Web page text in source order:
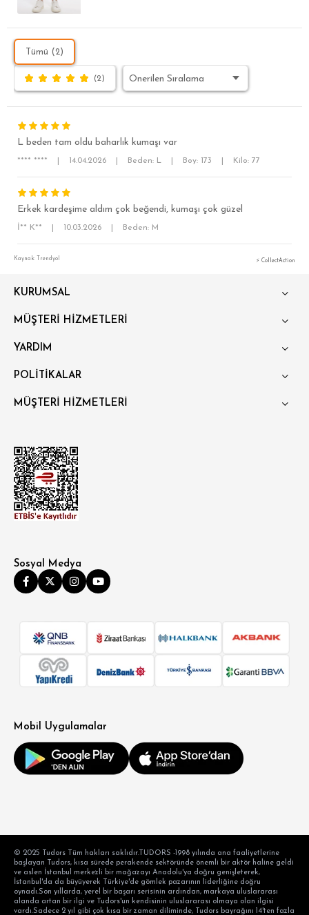
Tümü (2)
(2)
L beden tam oldu baharlık kumaşı var
**** **** 14.04.2026 Beden: L Boy: 173 Kilo: 77
Erkek kardeşime aldım çok beğendi, kumaşı çok güzel
İ** K** 10.03.2026 Beden: M
Kaynak: Trendyol ⚡ CollectAction
KURUMSAL
MÜŞTERİ HİZMETLERİ
YARDIM
POLİTİKALAR
MÜŞTERİ HİZMETLERİ
Sosyal Medya
Mobil Uygulamalar
© 2025 Tudors Tüm hakları saklıdır.TUDORS -1998 yılında ana faaliyetlerine
başlayan Tudors, kısa sürede perakende sektöründe önemli bir aktör haline geldi
ve aslen İstanbul merkezli bir mağazayı Anadolu'ya doğru genişleterek,
İstanbul'da da büyüyerek Türkiye'de gömlek pazarının liderliğine doğru
oynadı.Son yıllarda, yerel bir başarı serisinin ardından, markaya uluslararası
alanda artan bir ilgi ve Tudors'un kendisinin uluslararası olmaya olan ilgisi
vardı.Sadece 2 yıl gibi çok kısa bir zaman diliminde, Tudors bayrağını 14'ten fazla